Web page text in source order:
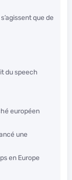
que de
du speech
européen
une
en Europe